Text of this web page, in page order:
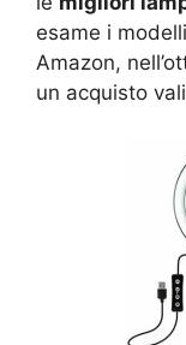
esame i
Amazon,
un acquisto